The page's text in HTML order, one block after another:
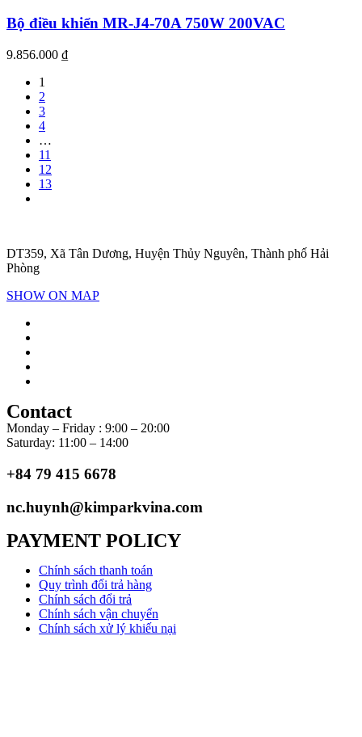
Bộ điều khiển MR-J4-70A 750W 200VAC
9.856.000 ₫
1
2
3
4
…
11
12
13
DT359, Xã Tân Dương, Huyện Thủy Nguyên, Thành phố Hải
Phòng
SHOW ON MAP
Contact
Monday – Friday : 9:00 – 20:00
Saturday: 11:00 – 14:00
+84 79 415 6678
nc.huynh@kimparkvina.com
PAYMENT POLICY
Chính sách thanh toán
Quy trình đổi trả hàng
Chính sách đổi trả
Chính sách vận chuyển
Chính sách xử lý khiếu nại